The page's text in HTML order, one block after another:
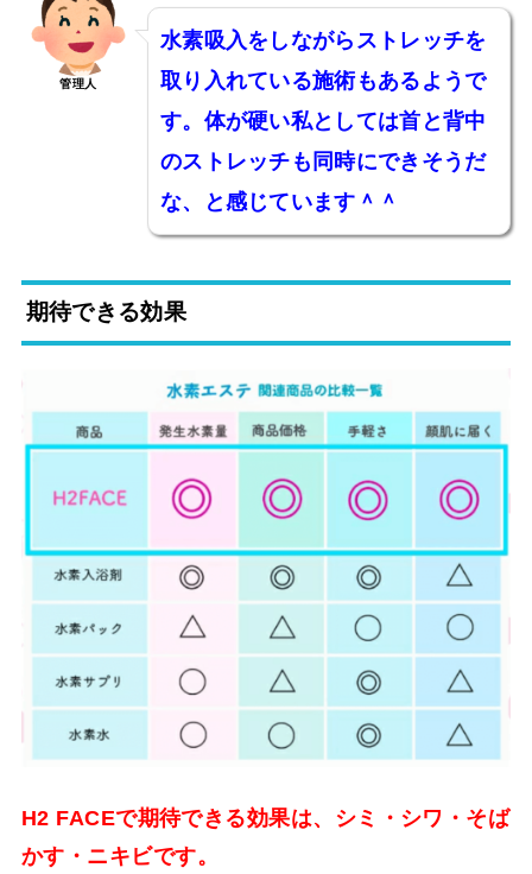
管理人
水素吸入をしながらストレッチを
取り入れている施術もあるようで
す。体が硬い私としては首と背中
のストレッチも同時にできそうだ
な、と感じています＾＾
期待できる効果
H2 FACEで期待できる効果は、シミ・シワ・そば
かす・ニキビです。